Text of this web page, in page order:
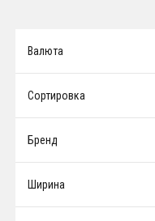
Валюта
Сортировка
Бренд
Ширина